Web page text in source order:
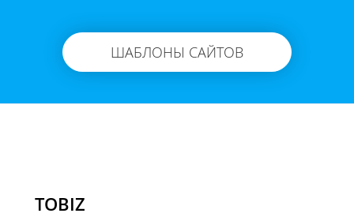
ШАБЛОНЫ САЙТОВ
TOBIZ